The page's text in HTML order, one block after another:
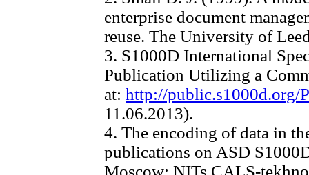
enterprise document
reuse. The University of
3. S1000D International
Publication Utilizing a
at: http://public.s1000d.org/
11.06.2013).
4. The encoding of data in
publications on ASD